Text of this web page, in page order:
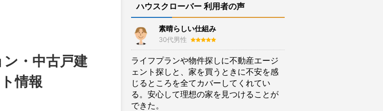
・中古戸建
情報
ハウスクローバー 利用者の声
素晴らしい仕組み
30代男性
ライフプランや物件探しに不動産エージ
ェント探しと、家を買うときに不安を感
じるところを全てカバーしてくれてい
る。安心して理想の家を見つけることが
できた。